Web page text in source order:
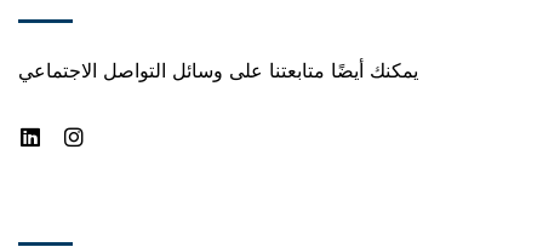
يمكنك أيضًا متابعتنا على وسائل التواصل الاجتماعي